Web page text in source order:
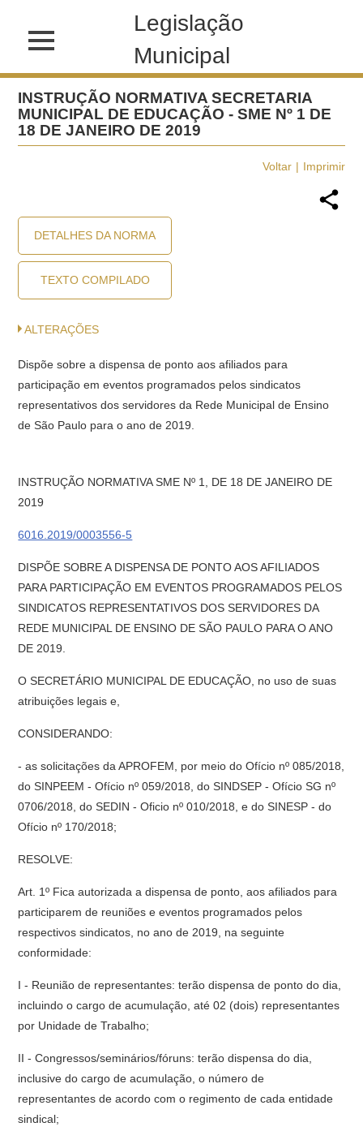
Legislação
Municipal
INSTRUÇÃO NORMATIVA SECRETARIA
MUNICIPAL DE EDUCAÇÃO - SME Nº 1 DE
18 DE JANEIRO DE 2019
Voltar Imprimir
DETALHES DA NORMA
TEXTO COMPILADO
ALTERAÇÕES
Dispõe sobre a dispensa de ponto aos afiliados para
participação em eventos programados pelos sindicatos
representativos dos servidores da Rede Municipal de Ensino
de São Paulo para o ano de 2019.
INSTRUÇÃO NORMATIVA SME Nº 1, DE 18 DE JANEIRO DE
2019
6016.2019/0003556-5
DISPÕE SOBRE A DISPENSA DE PONTO AOS AFILIADOS
PARA PARTICIPAÇÃO EM EVENTOS PROGRAMADOS PELOS
SINDICATOS REPRESENTATIVOS DOS SERVIDORES DA
REDE MUNICIPAL DE ENSINO DE SÃO PAULO PARA O ANO
DE 2019.
O SECRETÁRIO MUNICIPAL DE EDUCAÇÃO, no uso de suas
atribuições legais e,
CONSIDERANDO:
- as solicitações da APROFEM, por meio do Ofício nº 085/2018,
do SINPEEM - Ofício nº 059/2018, do SINDSEP - Ofício SG nº
0706/2018, do SEDIN - Oficio nº 010/2018, e do SINESP - do
Ofício nº 170/2018;
RESOLVE:
Art. 1º Fica autorizada a dispensa de ponto, aos afiliados para
participarem de reuniões e eventos programados pelos
respectivos sindicatos, no ano de 2019, na seguinte
conformidade:
I - Reunião de representantes: terão dispensa de ponto do dia,
incluindo o cargo de acumulação, até 02 (dois) representantes
por Unidade de Trabalho;
II - Congressos/seminários/fóruns: terão dispensa do dia,
inclusive do cargo de acumulação, o número de
representantes de acordo com o regimento de cada entidade
sindical;